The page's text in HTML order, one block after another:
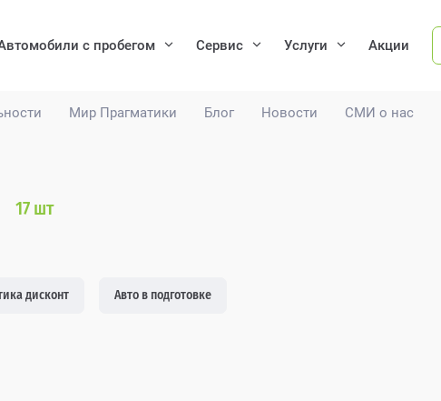
Мир Прагматики Блог Новости СМИ о нас
с пробегом Сервис Услуги Акции
17 шт
дисконт Авто в подготовке